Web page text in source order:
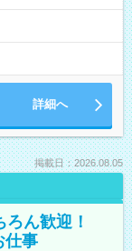
詳細へ
掲載日：2026.08.05
ん歓迎！
仕事